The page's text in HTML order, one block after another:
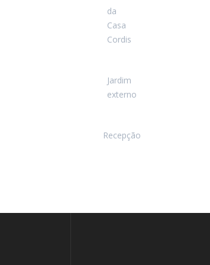
da
Casa
Cordis
Jardim
externo
Recepção